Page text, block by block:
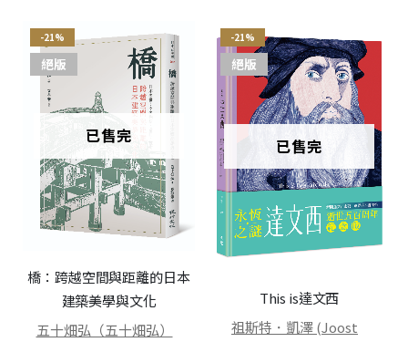
-21%
已售完
絕版
橋：跨越空間與距離的日本
建築美學與文化
五十畑弘（五十畑弘）
-21%
已售完
絕版
This is達文西
祖斯特．凱澤 (Joost